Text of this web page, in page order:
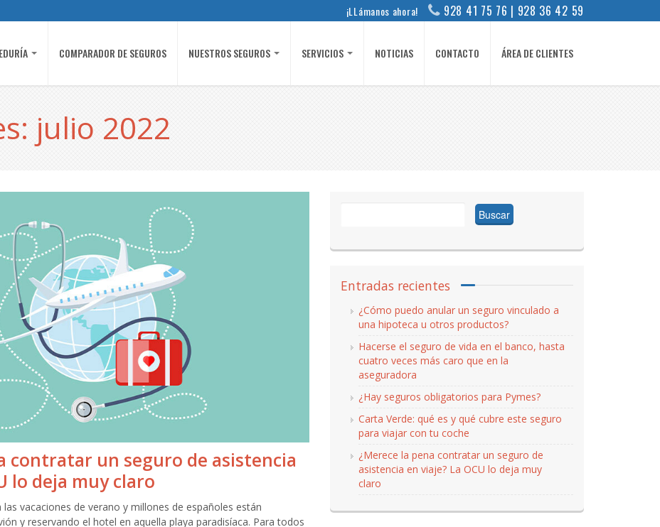
¡LLámanos ahora! 928 41 75 76 | 928 36 42 59
COMPARADOR DE SEGUROS NUESTROS SEGUROS SERVICIOS NOTICIAS CONTACTO ÁREA DE CLIENTES
julio 2022
contratar un seguro de asistencia
lo deja muy claro
vacaciones de verano y millones de españoles están
y reservando el hotel en aquella playa paradisíaca. Para todos
Entradas recientes
¿Cómo puedo anular un seguro vinculado a
una hipoteca u otros productos?
Hacerse el seguro de vida en el banco, hasta
cuatro veces más caro que en la
aseguradora
¿Hay seguros obligatorios para Pymes?
Carta Verde: qué es y qué cubre este seguro
para viajar con tu coche
¿Merece la pena contratar un seguro de
asistencia en viaje? La OCU lo deja muy
claro